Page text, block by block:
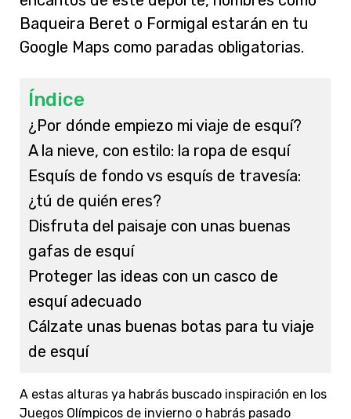
Baqueira Beret o Formigal estarán en tu
Google Maps como paradas obligatorias.
Índice
¿Por dónde empiezo mi viaje de esquí?
A la nieve, con estilo: la ropa de esquí
Esquís de fondo vs esquís de travesía:
¿tú de quién eres?
Disfruta del paisaje con unas buenas
gafas de esquí
Proteger las ideas con un casco de
esquí adecuado
Cálzate unas buenas botas para tu viaje
de esquí
A estas alturas ya habrás buscado inspiración en los
Juegos Olímpicos de invierno o habrás pasado